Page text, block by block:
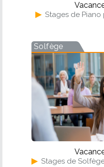
▶ Stages de
Solfège
▶ Stages de